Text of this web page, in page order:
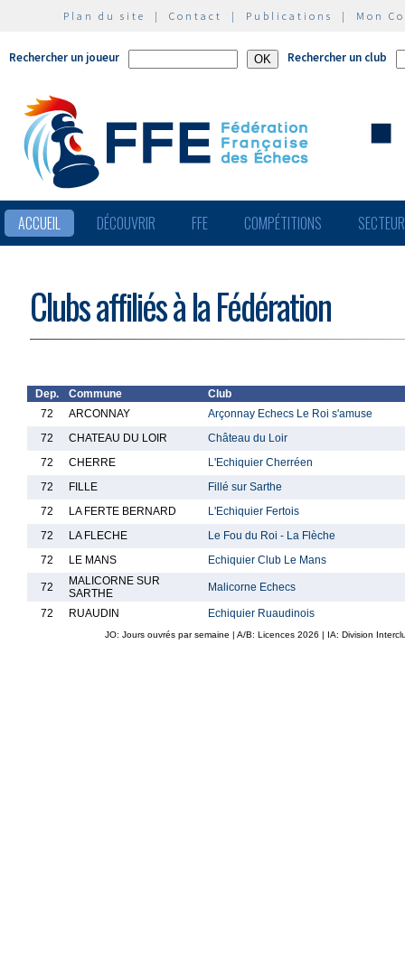
Plan du site | Contact | Publications | Mon
Rechercher un joueur Rechercher un club
ACCUEIL DÉCOUVRIR FFE COMPÉTITIONS
Clubs affiliés à la Fédération
Dep. Commune
Club
72
ARCONNAY
Arçonnay Echecs Le Roi s'amuse
72
CHATEAU DU LOIR
Château du Loir
72
CHERRE
L'Echiquier Cherréen
72
FILLE
Fillé sur Sarthe
72
LA FERTE BERNARD
L'Echiquier Fertois
72
LA FLECHE
Le Fou du Roi - La Flèche
72
LE MANS Echiquier Club Le Mans
72
MALICORNE SUR
SARTHE
Malicorne Echecs
72 RUAUDIN Echiquier Ruaudinois
JO: Jours ouvrés par semaine | A/B: Licences 2026 | IA: Division